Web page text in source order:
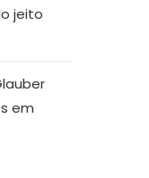
jeito
em